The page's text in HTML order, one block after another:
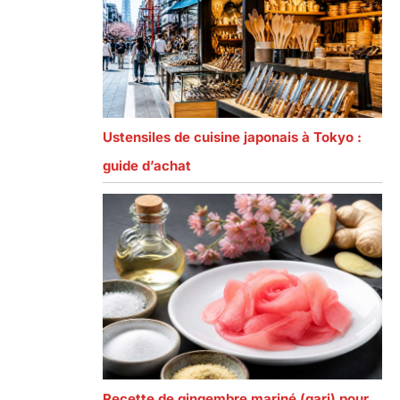
Ustensiles de cuisine japonais à Tokyo :
guide d’achat